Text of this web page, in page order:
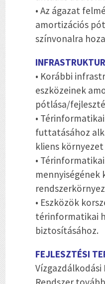
• Az ágazat
amortizációs
színvonalra
• Korábbi
eszközeinek
pótlása/
•
futtatásához
kliens
•
mennyiségének
• Eszközök
térinformatikai
biztosításához.
FEJLESZTÉSI